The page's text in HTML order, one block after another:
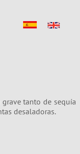
tanto de sequía
desaladoras.